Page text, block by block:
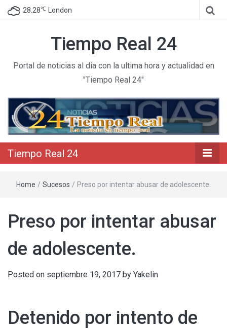
28.28℃ London
Tiempo Real 24
Portal de noticias al dia con la ultima hora y actualidad en
"Tiempo Real 24"
Tiempo Real 24
Home / Sucesos / Preso por intentar abusar de adolescente.
Preso por intentar abusar
de adolescente.
Posted on septiembre 19, 2017 by Yakelin
Detenido por intento de